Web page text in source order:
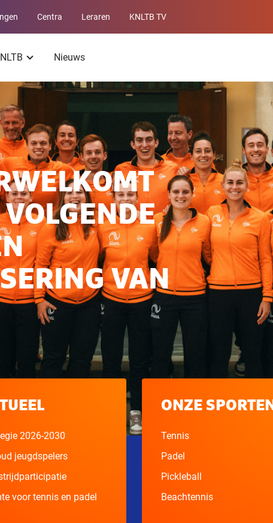
Centra Leraren KNLTB TV
Nieuws
VAN
2026-2030
jeugdspelers
voor tennis en padel
ONZE SPORTEN
Tennis
Padel
Pickleball
Beachtennis